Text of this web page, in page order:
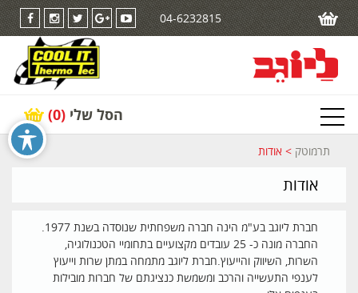
04-6232815
הסל שלי (0)
תרמוטק > אודות
אודות
חברת ליוגב בע"מ הינה חברה משפחתית שנוסדה בשנת 1977.
החברה מונה כ- 25 עובדים מקצועיים בתחומיי הטכנולוגיה,
השרות, השיווק והייעוץ.חברת ליוגב מתמחה במתן שרות וייעוץ
לענפי התעשייה והרכב ומשמשת כנציגתם של חברות מובילות